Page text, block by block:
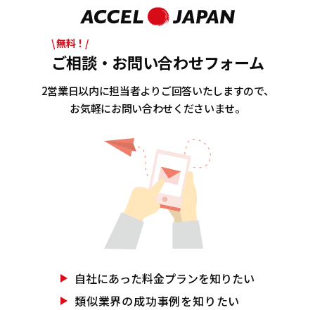
\ 無料！/
ご相談・お問い合わせフォーム
2営業日以内に担当者よりご回答いたしますので、
お気軽にお問い合わせくださいませ。
自社にあった料金プランを知りたい
類似業界の成功事例を知りたい